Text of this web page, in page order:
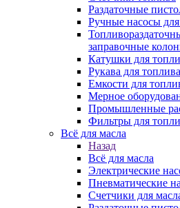
Раздаточные
Ручные насосы
заправочные
Катушки для
Рукава для топлива
Емкости для
Мерное
Промышленные
Фильтры для
Всё для масла
Назад
Всё для масла
Электрические
Пневматические
Счетчики для